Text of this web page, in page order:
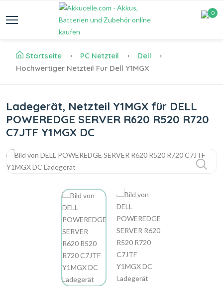
0
Startseite PC Netzteil
Dell
Hochwertiger Netzteil Fur Dell Y1MGX
Ladegerät, Netzteil Y1MGX für DELL
POWEREDGE SERVER R620 R520 R720
C7JTF Y1MGX DC